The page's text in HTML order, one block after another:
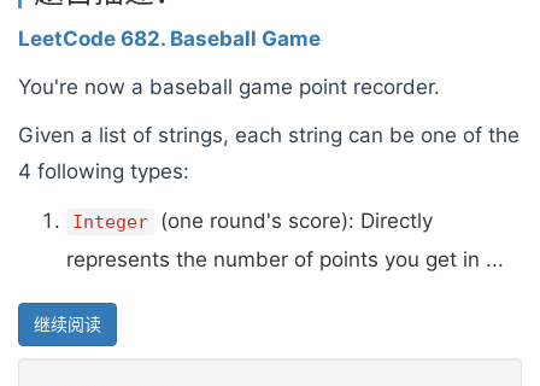
LeetCode 682. Baseball Game
You're now a baseball game point recorder.
Given a list of strings, each string can be one of the
4 following types:
Integer
(one round's score): Directly
represents the number of points you get in ...
继续阅读